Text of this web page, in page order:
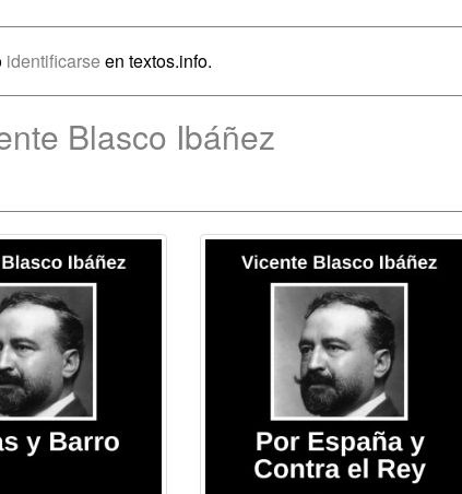
identificarse en textos.info.
Blasco Ibáñez